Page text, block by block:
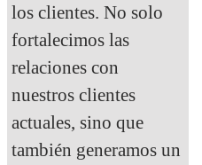
los clientes. No solo
fortalecimos las
relaciones con
nuestros clientes
actuales, sino que
también generamos un